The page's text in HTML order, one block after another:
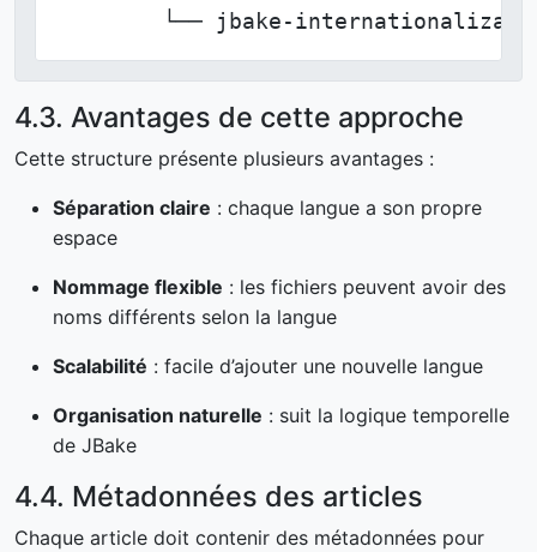
└── jbake-
4.3. Avantages de cette approche
Cette structure présente plusieurs avantages :
Séparation claire : chaque langue a son propre
espace
Nommage flexible : les fichiers peuvent avoir des
noms différents selon la langue
Scalabilité : facile d’ajouter une nouvelle langue
Organisation naturelle : suit la logique temporelle
de JBake
4.4. Métadonnées des articles
Chaque article doit contenir des métadonnées pour